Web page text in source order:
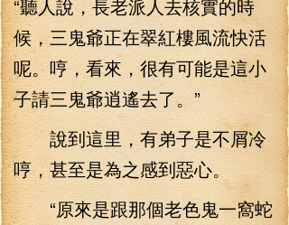
“聽人說，長老派人去核實的時
候，三鬼爺正在翠紅樓風流快活
呢。哼，看來，很有可能是這小
子請三鬼爺逍遙去了。”
說到這里，有弟子是不屑冷
哼，甚至是為之感到惡心。
“原來是跟那個老色鬼一窩蛇